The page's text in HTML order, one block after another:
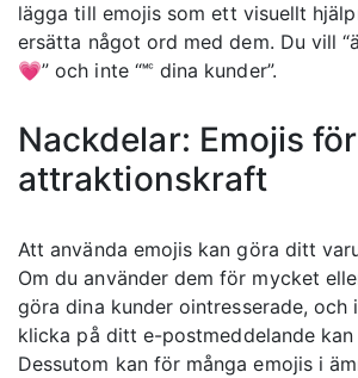
lägga till emojis som ett visuellt
ersätta något ord med dem. Du vill
💗” och inte “🅪 dina kunder”.
Nackdelar: Emojis
attraktionskraft
Att använda emojis kan göra ditt
Om du använder dem för mycket
göra dina kunder ointresserade,
klicka på ditt e-postmeddelande
Dessutom kan för många emojis i